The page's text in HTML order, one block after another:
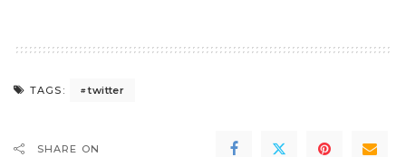
TAGS: twitter
SHARE ON